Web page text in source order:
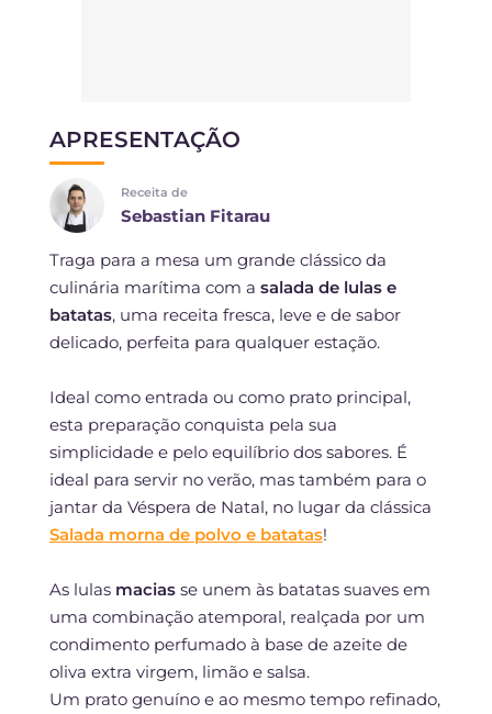
APRESENTAÇÃO
Receita de
Sebastian Fitarau
Traga para a mesa um grande clássico da
culinária marítima com a salada de lulas e
batatas, uma receita fresca, leve e de sabor
delicado, perfeita para qualquer estação.
Ideal como entrada ou como prato principal,
esta preparação conquista pela sua
simplicidade e pelo equilíbrio dos sabores. É
ideal para servir no verão, mas também para o
jantar da Véspera de Natal, no lugar da clássica
Salada morna de polvo e batatas!
As lulas maciasse unem às batatas suaves em
uma combinação atemporal, realçada por um
condimento perfumado à base de azeite de
oliva extra virgem, limão e salsa.
Um prato genuíno e ao mesmo tempo refinado,